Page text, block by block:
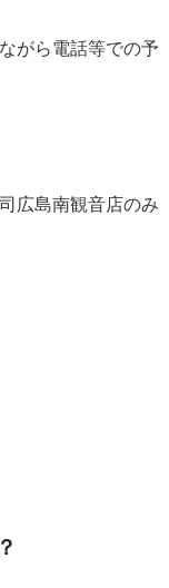
がら電話等での予
広島南観音店のみ